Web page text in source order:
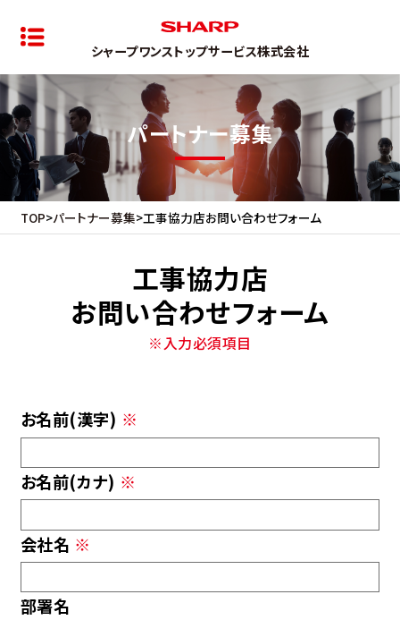
シャープワンストップサービス株式会社
パートナー募集
TOP パートナー募集 工事協力店お問い合わせフォーム
工事協力店
お問い合わせフォーム
※入力必須項目
お名前(漢字) ※
お名前(カナ) ※
会社名 ※
部署名
パートナー募集